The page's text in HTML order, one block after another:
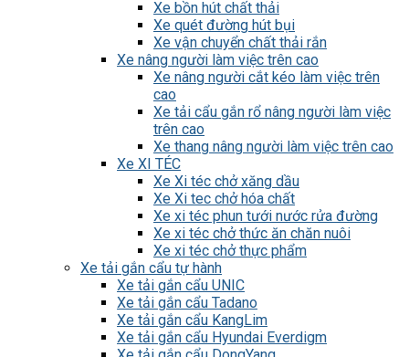
Xe bồn hút chất thải
Xe quét đường hút bụi
Xe vận chuyển chất thải rắn
Xe nâng người làm việc trên cao
Xe nâng người cắt kéo làm việc trên
cao
Xe tải cẩu gắn rổ nâng người làm việc
trên cao
Xe thang nâng người làm việc trên cao
Xe XI TÉC
Xe Xi téc chở xăng dầu
Xe Xi tec chở hóa chất
Xe xi téc phun tưới nước rửa đường
Xe xi téc chở thức ăn chăn nuôi
Xe xi téc chở thực phẩm
Xe tải gắn cẩu tự hành
Xe tải gắn cẩu UNIC
Xe tải gắn cẩu Tadano
Xe tải gắn cẩu KangLim
Xe tải gắn cẩu Hyundai Everdigm